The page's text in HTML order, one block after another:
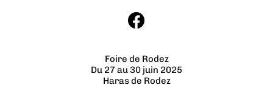
Foire de Rodez
Du 27 au 30 juin 2025
Haras de Rodez